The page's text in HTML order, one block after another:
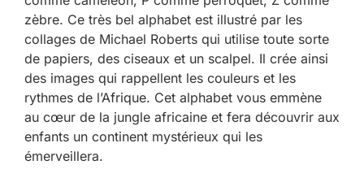
zèbre. Ce très bel alphabet est illustré par les
collages de Michael Roberts qui utilise toute sorte
de papiers, des ciseaux et un scalpel. Il crée ainsi
des images qui rappellent les couleurs et les
rythmes de l’Afrique. Cet alphabet vous emmène
au cœur de la jungle africaine et fera découvrir aux
enfants un continent mystérieux qui les
émerveillera.